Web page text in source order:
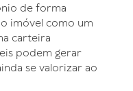
de forma
imóvel como um
carteira
podem gerar
se valorizar ao